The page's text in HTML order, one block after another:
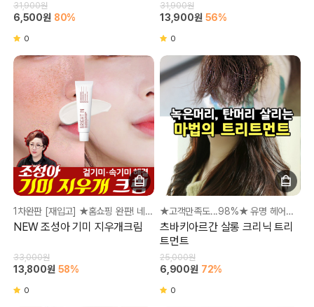
31,900원
6,500원 80%
0
31,900원
13,900원 56%
0
1차완판 [재입고] ★홈쇼핑 완판! 네이버 실시간1위!★ 기미 뿌리부터 말끔하게 지워지워~
NEW 조성아 기미 지우개크림
33,000원
13,800원 58%
0
★고객만족도...98%★ 유명 헤어숍 프랜차이즈 클리닉 코스에 사용되는 살롱 트리트먼트
츠바키아르간 살롱 크리닉 트리
트먼트
25,000원
6,900원 72%
0